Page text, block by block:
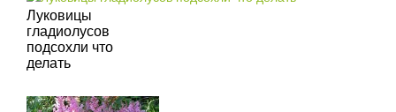
Луковицы
гладиолусов
подсохли что
делать